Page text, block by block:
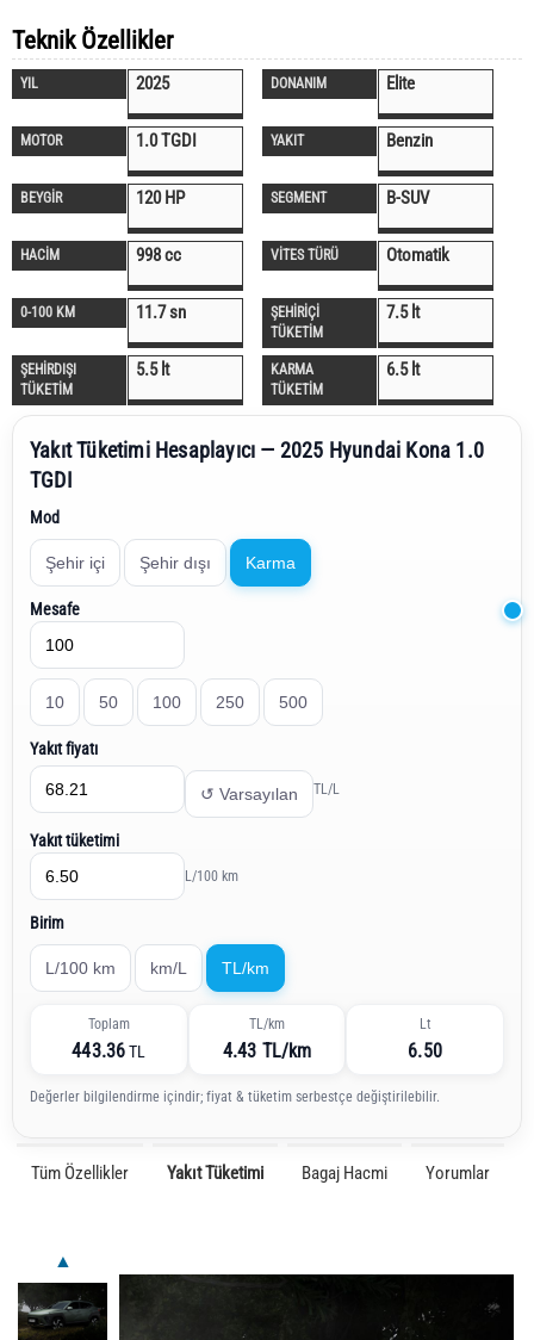
Teknik Özellikler
YIL 2025 DONANIM Elite
MOTOR 1.0 TGDI YAKIT Benzin
BEYGİR 120 HP SEGMENT B-SUV
HACİM 998 cc VİTES TÜRÜ Otomatik
0-100 KM 11.7 sn
ŞEHİRİÇİ
TÜKETİM
7.5 lt
ŞEHİRDIŞI
TÜKETİM
5.5 lt
KARMA
TÜKETİM
6.5 lt
Yakıt Tüketimi Hesaplayıcı — 2025 Hyundai Kona 1.0
TGDI
Mod
Şehir içi Şehir dışı Karma
Mesafe
10 50 100 250 500
Yakıt fiyatı
↺ Varsayılan TL/L
Yakıt tüketimi
L/100 km
Birim
L/100 km km/L TL/km
Toplam
443.36TL
TL/km
4.43 TL/km
Lt
6.50
Değerler bilgilendirme içindir; fiyat & tüketim serbestçe değiştirilebilir.
Tüm Özellikler Yakıt Tüketimi Bagaj Hacmi Yorumlar
▲